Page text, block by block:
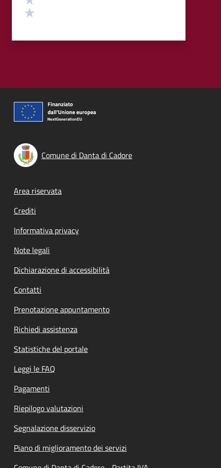
Comune di Danta di Cadore
Footer menu
Area riservata
Crediti
Informativa privacy
Note legali
Dichiarazione di accessibilità
Contatti
Prenotazione appuntamento
Richiedi assistenza
Statistiche del portale
Leggi le FAQ
Pagamenti
Riepilogo valutazioni
Segnalazione disservizio
Piano di miglioramento dei servizi